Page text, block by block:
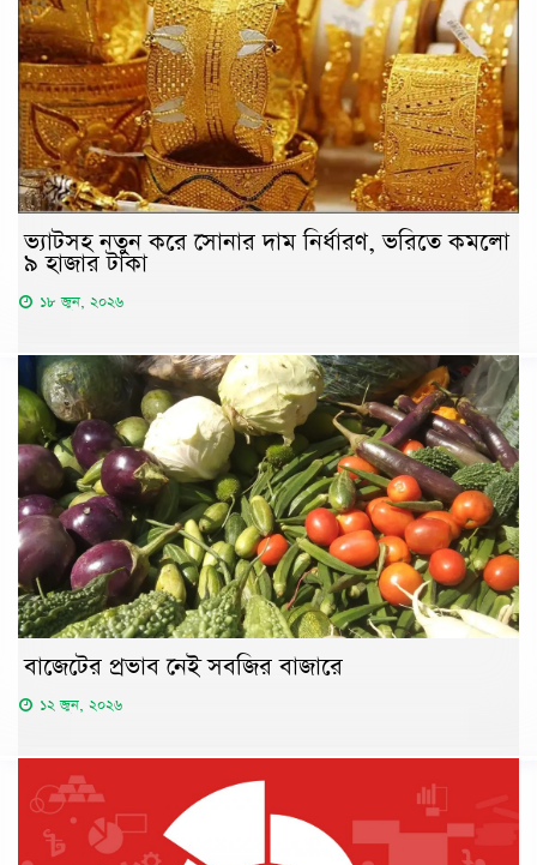
ভ্যাটসহ নতুন করে সোনার দাম নির্ধারণ, ভরিতে কমলো
৯ হাজার টাকা
১৮ জুন, ২০২৬
বাজেটের প্রভাব নেই সবজির বাজারে
১২ জুন, ২০২৬